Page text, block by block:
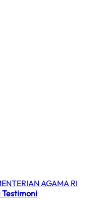
AGAMA RI
Testimoni